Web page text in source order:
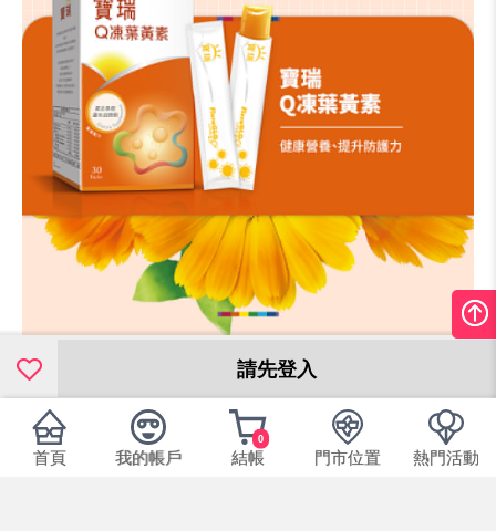
請先登入
首頁 我的帳戶
0
結帳 門市位置 熱門活動